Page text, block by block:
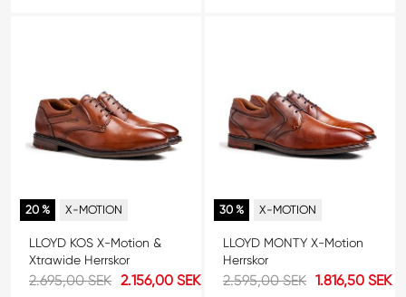
20 % X-MOTION
LLOYD KOS X-Motion &
Xtrawide Herrskor
2.695,00 SEK 2.156,00 SEK
30 % X-MOTION
LLOYD MONTY X-Motion
Herrskor
2.595,00 SEK 1.816,50 SEK